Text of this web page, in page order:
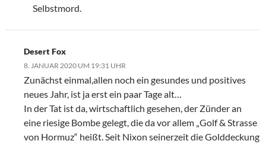
Selbstmord.
Desert Fox
8. JANUAR 2020 UM 19:31 UHR
Zunächst einmal,allen noch ein gesundes und positives
neues Jahr, ist ja erst ein paar Tage alt…
In der Tat ist da, wirtschaftlich gesehen, der Zünder an
eine riesige Bombe gelegt, die da vor allem „Golf & Strasse
von Hormuz“ heißt. Seit Nixon seinerzeit die Golddeckung